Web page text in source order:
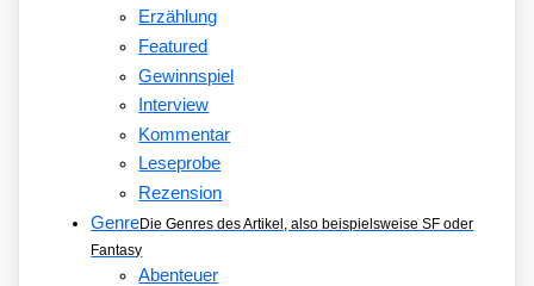
Erzählung
Featured
Gewinnspiel
Interview
Kommentar
Leseprobe
Rezension
GenreDie Genres des Artikel, also beispielsweise SF oder
Fantasy
Abenteuer